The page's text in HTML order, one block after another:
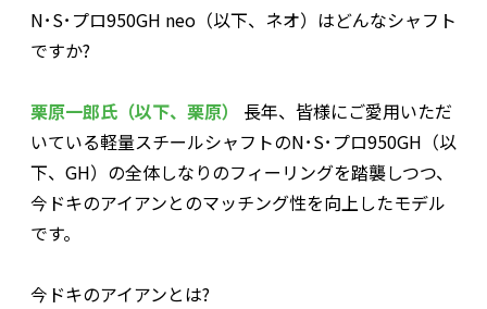
――N･S･プロ950GH neo（以下、ネオ）はどんなシャフト
ですか?
栗原一郎氏（以下、栗原）
長年、皆様にご愛用いただ
いている軽量スチールシャフトのN･S･プロ950GH（以
下、GH）の全体しなりのフィーリングを踏襲しつつ、
今ドキのアイアンとのマッチング性を向上したモデル
です。
――今ドキのアイアンとは?